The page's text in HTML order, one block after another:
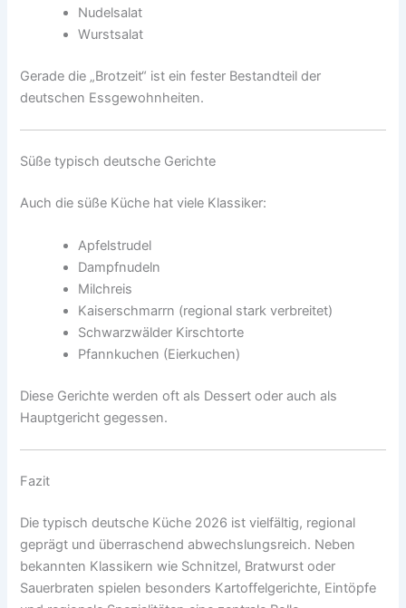
Nudelsalat
Wurstsalat
Gerade die „Brotzeit“ ist ein fester Bestandteil der
deutschen Essgewohnheiten.
Süße typisch deutsche Gerichte
Auch die süße Küche hat viele Klassiker:
Apfelstrudel
Dampfnudeln
Milchreis
Kaiserschmarrn (regional stark verbreitet)
Schwarzwälder Kirschtorte
Pfannkuchen (Eierkuchen)
Diese Gerichte werden oft als Dessert oder auch als
Hauptgericht gegessen.
Fazit
Die typisch deutsche Küche 2026 ist vielfältig, regional
geprägt und überraschend abwechslungsreich. Neben
bekannten Klassikern wie Schnitzel, Bratwurst oder
Sauerbraten spielen besonders Kartoffelgerichte, Eintöpfe